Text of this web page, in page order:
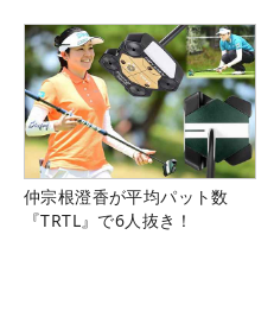
仲宗根澄香が平均パット数
『TRTL』で6人抜き！